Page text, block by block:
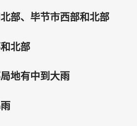
部、毕节市西部和北部
北部
地有中到大雨